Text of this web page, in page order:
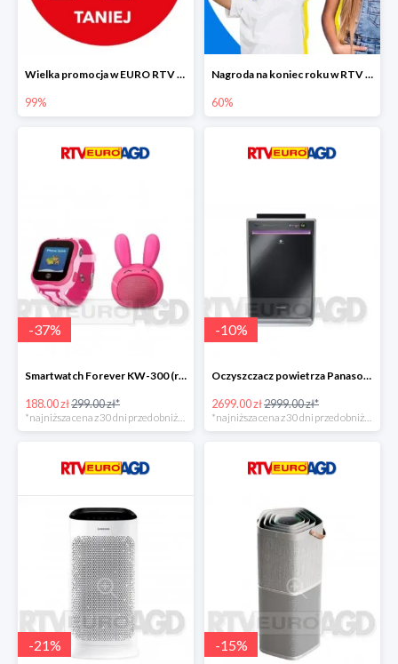
Wielka promocja w EURO RTV AGD do -99%
99%
Nagroda na koniec roku w RTV EURO AGD do -60%
60%
-37%
Smartwatch Forever KW-300 (różowy) + głośnik Rabbit ABS-100 -111zł
188.00 zł299.00 zł*
*najniższa cena z 30 dni przed obniżką
-10%
Oczyszczacz powietrza Panasonic FVXR90GK -300zł
2699.00 zł2999.00 zł*
*najniższa cena z 30 dni przed obniżką
-21% -15%